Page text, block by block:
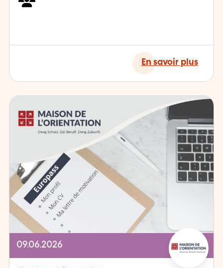
En savoir plus
09.06.2026